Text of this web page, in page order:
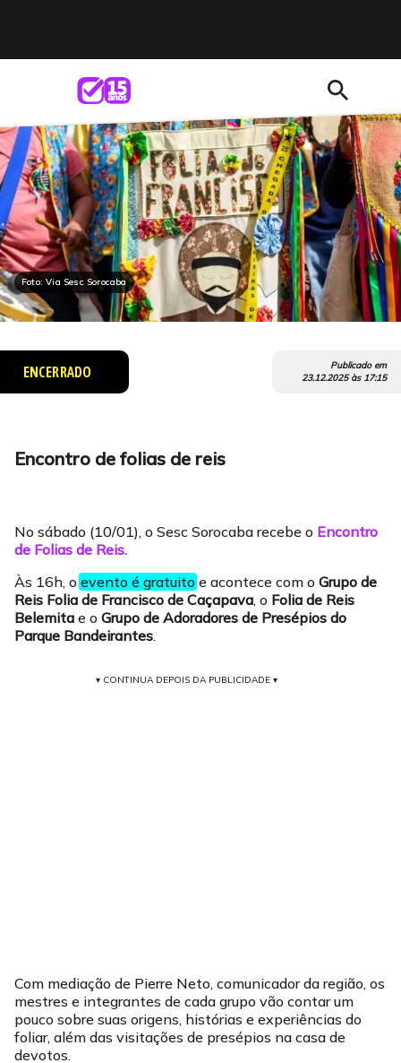
search
Foto: Via Sesc Sorocaba
ENCERRADO
Publicado em
23.12.2025às 17:15
Encontro de folias de reis
No sábado (10/01), o Sesc Sorocaba recebe o Encontro
de Folias de Reis.
Às 16h, o evento é gratuito e acontece com o Grupo de
Reis Folia de Francisco de Caçapava, o Folia de Reis
Belemita e o Grupo de Adoradores de Presépios do
Parque Bandeirantes.
▾ CONTINUA DEPOIS DA PUBLICIDADE ▾
Com mediação de Pierre Neto, comunicador da região, os
mestres e integrantes de cada grupo vão contar um
pouco sobre suas origens, histórias e experiências do
foliar, além das visitações de presépios na casa de
devotos.